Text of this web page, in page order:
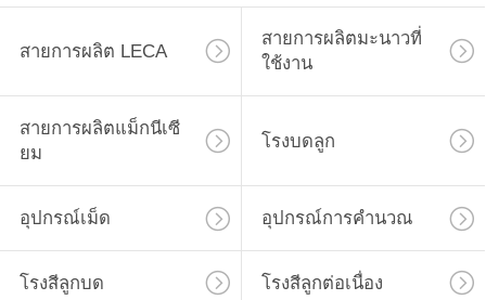
เป็น
ส่วน
ตัว
สายการผลิต LECA
สายการผลิตมะนาวที่
ใช้งาน
สายการผลิตแม็กนีเซี
ยม
โรงบดลูก
อุปกรณ์เม็ด อุปกรณ์การคำนวณ
โรงสีลูกบด โรงสีลูกต่อเนื่อง